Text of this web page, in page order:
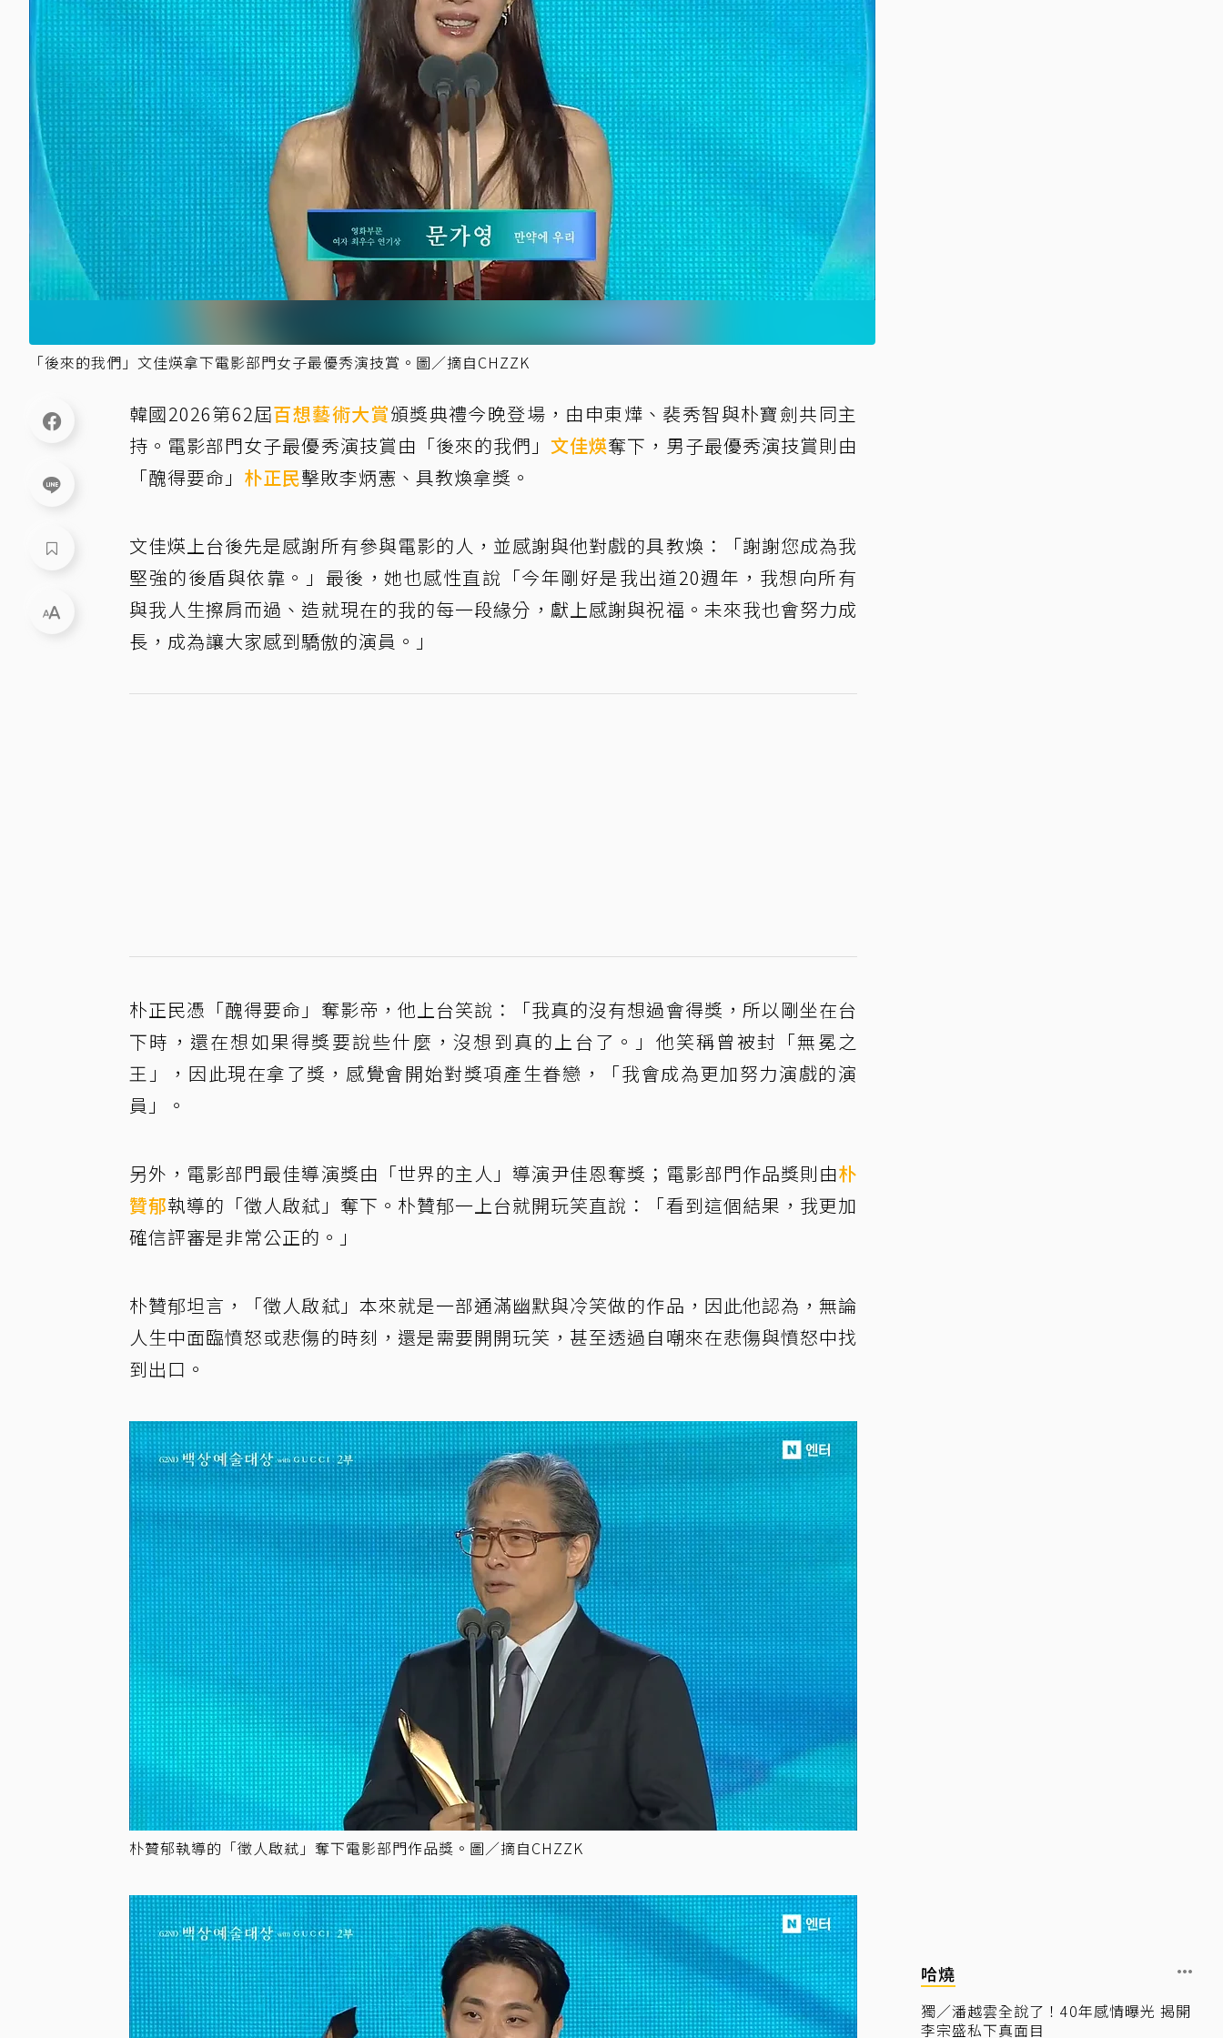
「後來的我們」文佳煐拿下電影部門女子最優秀演技賞。圖／摘自CHZZK
韓國2026第62屆百想藝術大賞頒獎典禮今晚登場，由申東燁、裴秀智與朴寶劍共同主
持。電影部門女子最優秀演技賞由「後來的我們」文佳煐奪下，男子最優秀演技賞則由
「醜得要命」 朴正民擊敗李炳憲、具教煥拿獎。
文佳煐上台後先是感謝所有參與電影的人，並感謝與他對戲的具教煥：「謝謝您成為我
堅強的後盾與依靠。」最後，她也感性直說「今年剛好是我出道20週年，我想向所有
與我人生擦肩而過、造就現在的我的每一段緣分，獻上感謝與祝福。未來我也會努力成
長，成為讓大家感到驕傲的演員。」
朴正民憑「醜得要命」奪影帝，他上台笑說：「我真的沒有想過會得獎，所以剛坐在台
下時，還在想如果得獎要說些什麼，沒想到真的上台了。」他笑稱曾被封「無冕之
王」，因此現在拿了獎，感覺會開始對獎項產生眷戀，「我會成為更加努力演戲的演
員」。
另外，電影部門最佳導演獎由「世界的主人」導演尹佳恩奪獎；電影部門作品獎則由朴
贊郁執導的「徵人啟弒」奪下。朴贊郁一上台就開玩笑直說：「看到這個結果，我更加
確信評審是非常公正的。」
朴贊郁坦言，「徵人啟弒」本來就是一部通滿幽默與冷笑做的作品，因此他認為，無論
人生中面臨憤怒或悲傷的時刻，還是需要開開玩笑，甚至透過自嘲來在悲傷與憤怒中找
到出口。
朴贊郁執導的「徵人啟弒」奪下電影部門作品獎。圖／摘自CHZZK
哈燒
獨／潘越雲全說了！40年感情曝光 揭開
李宗盛私下真面目